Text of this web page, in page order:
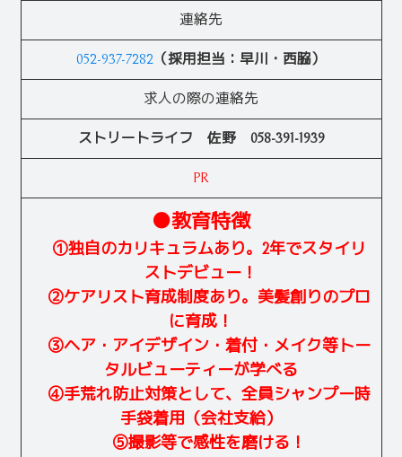
連絡先
052-937-7282 （採用担当：早川・西脇）
求人の際の連絡先
ストリートライフ 佐野 058-391-1939
PR
●教育特徴
①独自のカリキュラムあり。2年でスタイリ
ストデビュー！
②ケアリスト育成制度あり。美髪創りのプロ
に育成！
③ヘア・アイデザイン・着付・メイク等トー
タルビューティーが学べる
④手荒れ防止対策として、全員シャンプー時
手袋着用（会社支給）
⑤撮影等で感性を磨ける！